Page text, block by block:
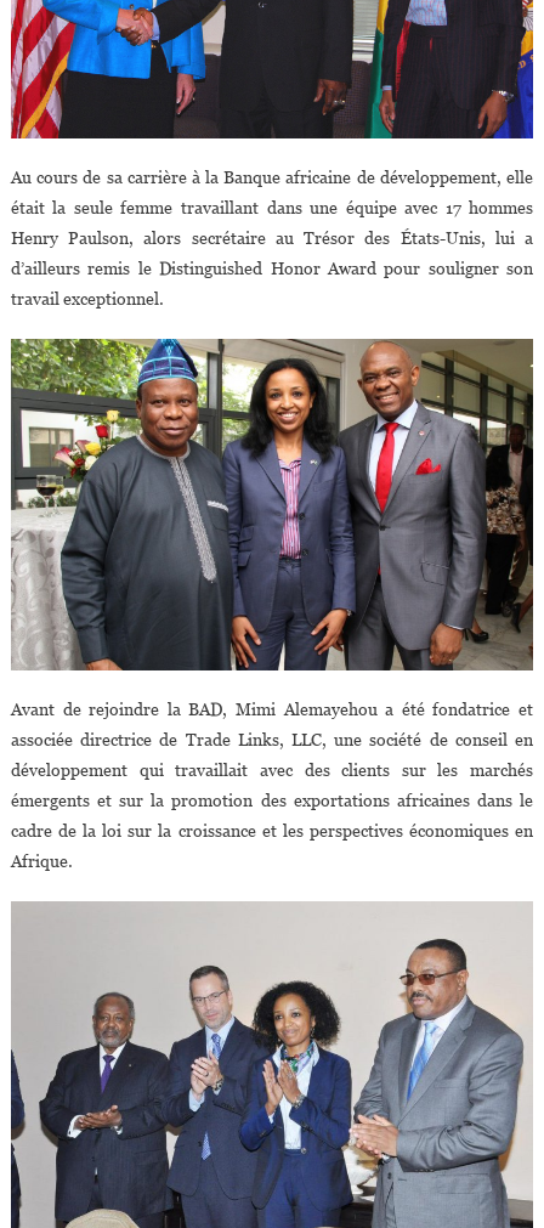
Au cours de sa carrière à la Banque africaine de développement, elle
était la seule femme travaillant dans une équipe avec 17 hommes
Henry Paulson, alors secrétaire au Trésor des États-Unis, lui a
d’ailleurs remis le Distinguished Honor Award pour souligner son
travail exceptionnel.
Avant de rejoindre la BAD, Mimi Alemayehou a été fondatrice et
associée directrice de Trade Links, LLC, une société de conseil en
développement qui travaillait avec des clients sur les marchés
émergents et sur la promotion des exportations africaines dans le
cadre de la loi sur la croissance et les perspectives économiques en
Afrique.